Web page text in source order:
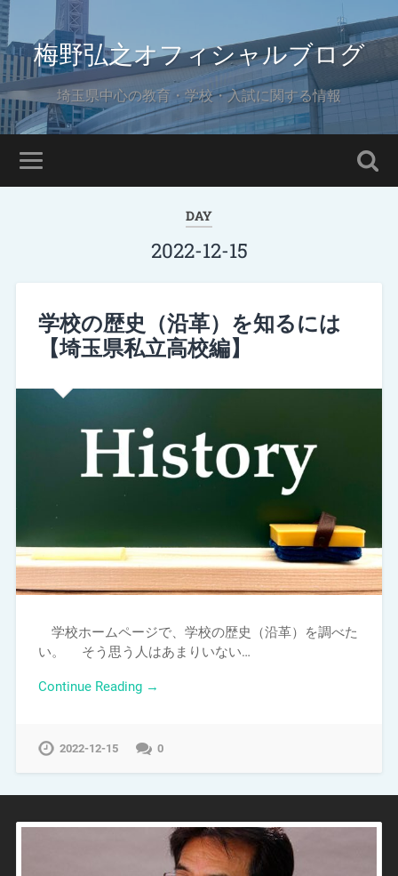
梅野弘之オフィシャルブログ
埼玉県中心の教育・学校・入試に関する情報
DAY
2022-12-15
学校の歴史（沿革）を知るには
【埼玉県私立高校編】
学校ホームページで、学校の歴史（沿革）を調べた
い。 そう思う人はあまりいない…
Continue Reading →
2022-12-15 0